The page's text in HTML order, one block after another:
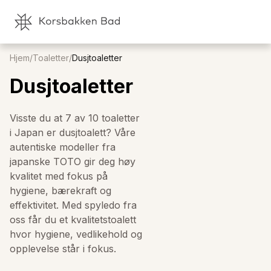
Hjem/Toaletter/Dusjtoaletter
Dusjtoaletter
Visste du at 7 av 10 toaletter
i Japan er dusjtoalett? Våre
autentiske modeller fra
japanske TOTO gir deg høy
kvalitet med fokus på
hygiene, bærekraft og
effektivitet. Med spyledo fra
oss får du et kvalitetstoalett
hvor hygiene, vedlikehold og
opplevelse står i fokus.